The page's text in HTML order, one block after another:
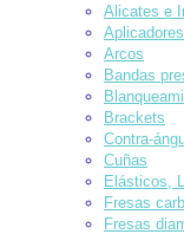
Alicates e
Aplicadores
Arcos
Bandas
Brackets
Contra-
Cuñas
Elásticos,
Fresas
Fresas